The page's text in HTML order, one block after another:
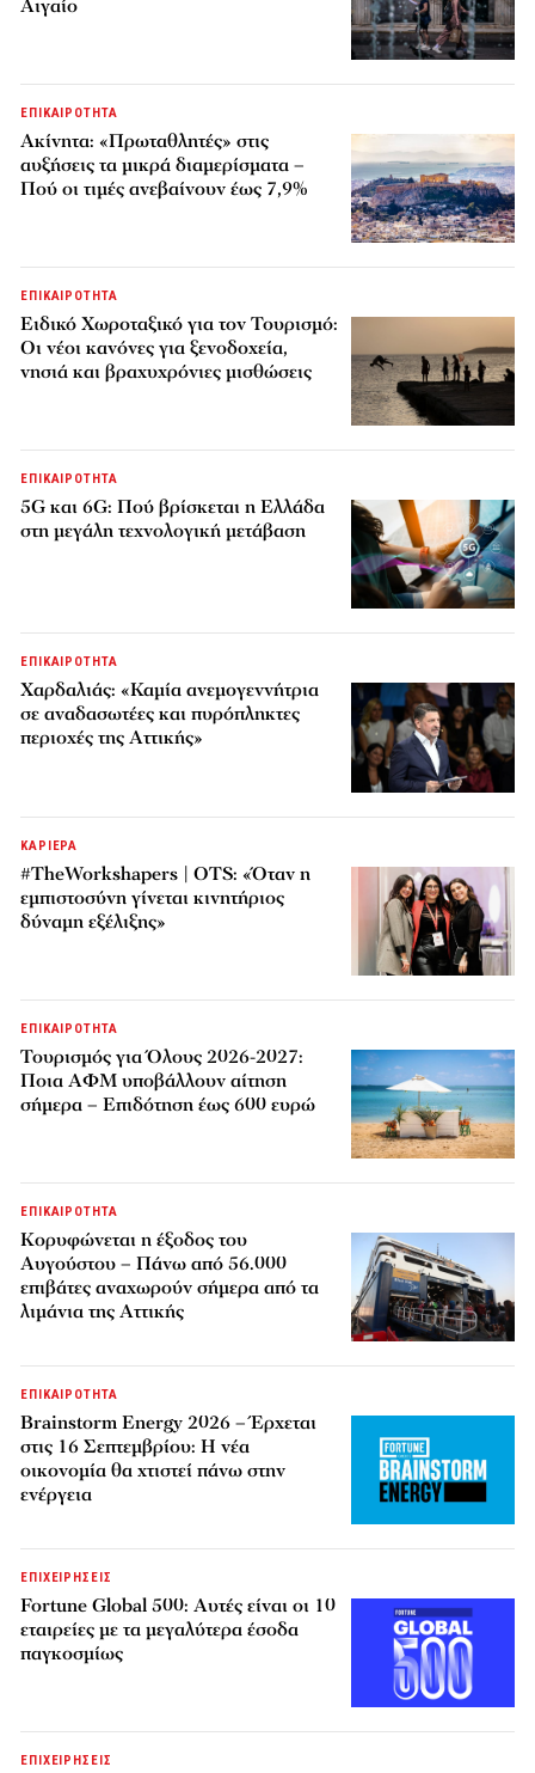
Αιγαίο
ΕΠΙΚΑΙΡΟΤΗΤΑ
Ακίνητα: «Πρωταθλητές» στις
αυξήσεις τα μικρά διαμερίσματα –
Πού οι τιμές ανεβαίνουν έως 7,9%
ΕΠΙΚΑΙΡΟΤΗΤΑ
Ειδικό Χωροταξικό για τον Τουρισμό:
Οι νέοι κανόνες για ξενοδοχεία,
νησιά και βραχυχρόνιες μισθώσεις
ΕΠΙΚΑΙΡΟΤΗΤΑ
5G και 6G: Πού βρίσκεται η Ελλάδα
στη μεγάλη τεχνολογική μετάβαση
ΕΠΙΚΑΙΡΟΤΗΤΑ
Χαρδαλιάς: «Καμία ανεμογεννήτρια
σε αναδασωτέες και πυρόπληκτες
περιοχές της Αττικής»
ΚΑΡΙΕΡΑ
#TheWorkshapers | OTS: «Όταν η
εμπιστοσύνη γίνεται κινητήριος
δύναμη εξέλιξης»
ΕΠΙΚΑΙΡΟΤΗΤΑ
Τουρισμός για Όλους 2026-2027:
Ποια ΑΦΜ υποβάλλουν αίτηση
σήμερα – Επιδότηση έως 600 ευρώ
ΕΠΙΚΑΙΡΟΤΗΤΑ
Κορυφώνεται η έξοδος του
Αυγούστου – Πάνω από 56.000
επιβάτες αναχωρούν σήμερα από τα
λιμάνια της Αττικής
ΕΠΙΚΑΙΡΟΤΗΤΑ
Brainstorm Energy 2026 – Έρχεται
στις 16 Σεπτεμβρίου: Η νέα
οικονομία θα χτιστεί πάνω στην
ενέργεια
ΕΠΙΧΕΙΡΗΣΕΙΣ
Fortune Global 500: Αυτές είναι οι 10
εταιρείες με τα μεγαλύτερα έσοδα
παγκοσμίως
ΕΠΙΧΕΙΡΗΣΕΙΣ